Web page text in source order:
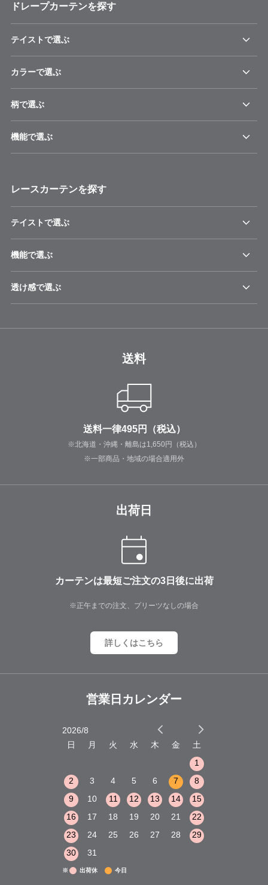
ドレープカーテンを探す
テイストで選ぶ
カラーで選ぶ
柄で選ぶ
機能で選ぶ
レースカーテンを探す
テイストで選ぶ
機能で選ぶ
透け感で選ぶ
送料
送料一律495円（税込）
※北海道・沖縄・離島は1,650円（税込）
※一部商品・地域の場合適用外
出荷日
カーテンは最短ご注文の3日後に出荷
※正午までの注文、プリーツなしの場合
詳しくはこちら
営業日カレンダー
2026/8
日
月 火 水 木 金
土
1
2
3 4 5 6 7
8
9
10 11 12 13 14
15
16
17 18 19 20 21
22
23
24 25 26 27 28
29
30
31
※ 出荷休 今日